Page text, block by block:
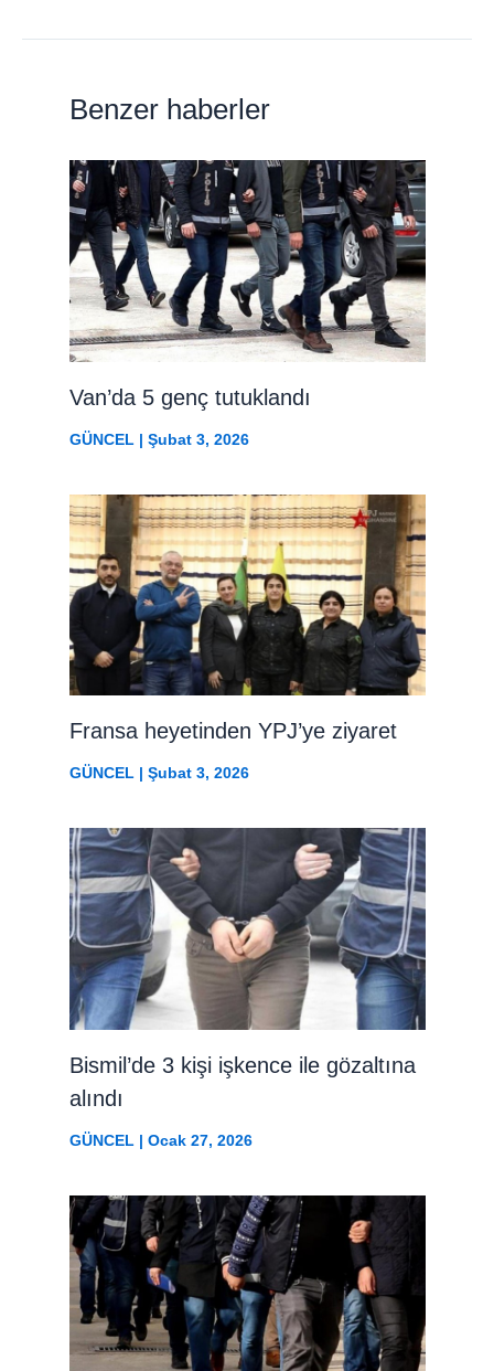
Benzer haberler
Van’da 5 genç tutuklandı
GÜNCEL | Şubat 3, 2026
Fransa heyetinden YPJ’ye ziyaret
GÜNCEL| Şubat 3, 2026
Bismil’de 3 kişi işkence ile gözaltına
alındı
GÜNCEL | Ocak 27, 2026